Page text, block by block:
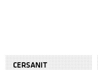
CERSANIT